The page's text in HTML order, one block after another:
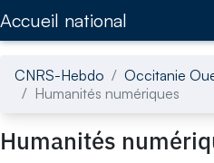
Accueil national
CNRS-Hebdo Occitanie
Humanités numériques
Humanités